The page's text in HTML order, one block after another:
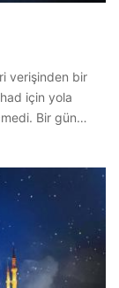
verişinden bir
için yola
Bir gün…